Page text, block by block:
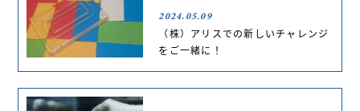
2024.05.09
（株）アリスでの新しいチャレンジ
をご一緒に！